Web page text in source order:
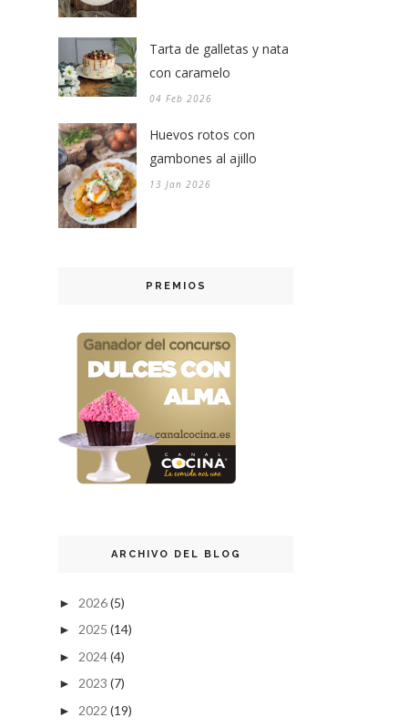
Tarta de galletas y nata
con caramelo
04 Feb 2026
Huevos rotos con
gambones al ajillo
13 Jan 2026
PREMIOS
ARCHIVO DEL BLOG
► 2026(5)
► 2025 (14)
► 2024(4)
► 2023 (7)
► 2022 (19)